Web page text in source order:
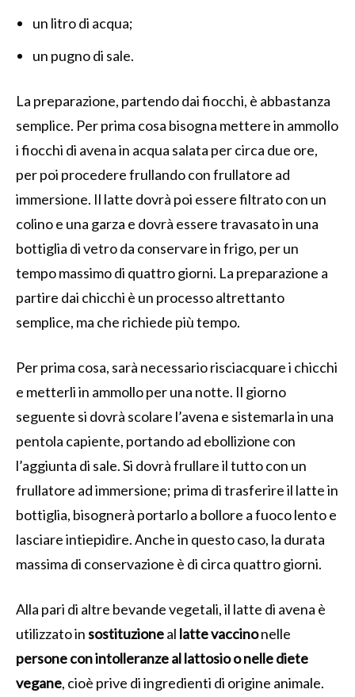
un litro di acqua;
un pugno di sale.
La preparazione, partendo dai fiocchi, è abbastanza
semplice. Per prima cosa bisogna mettere in ammollo
i fiocchi di avena in acqua salata per circa due ore,
per poi procedere frullando con frullatore ad
immersione. Il latte dovrà poi essere filtrato con un
colino e una garza e dovrà essere travasato in una
bottiglia di vetro da conservare in frigo, per un
tempo massimo di quattro giorni. La preparazione a
partire dai chicchi è un processo altrettanto
semplice, ma che richiede più tempo.
Per prima cosa, sarà necessario risciacquare i chicchi
e metterli in ammollo per una notte. Il giorno
seguente si dovrà scolare l’avena e sistemarla in una
pentola capiente, portando ad ebollizione con
l’aggiunta di sale. Si dovrà frullare il tutto con un
frullatore ad immersione; prima di trasferire il latte in
bottiglia, bisognerà portarlo a bollore a fuoco lento e
lasciare intiepidire. Anche in questo caso, la durata
massima di conservazione è di circa quattro giorni.
Alla pari di altre bevande vegetali, il latte di avena è
utilizzato insostituzioneal lattevaccinonelle
persone con intolleranze al lattosio o nelle diete
vegane, cioè prive di ingredienti di origine animale.